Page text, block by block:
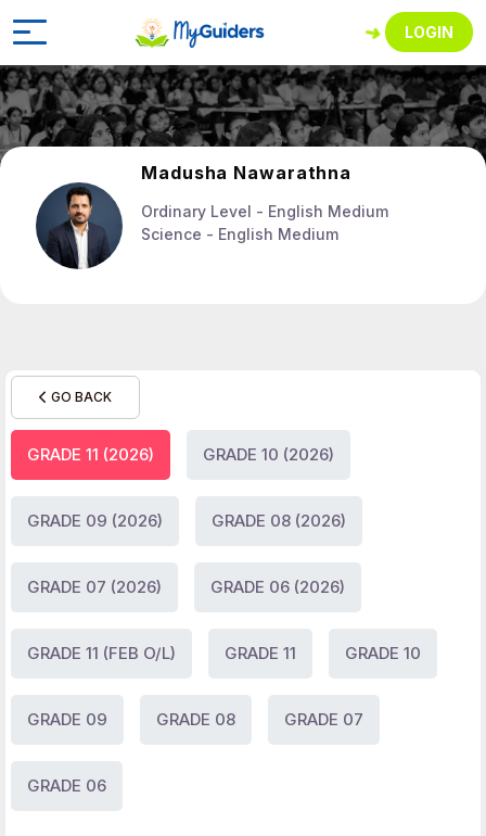
LOGIN
Madusha Nawarathna
Ordinary Level - English Medium
Science - English Medium
GO BACK
GRADE 11 (2026) GRADE 10 (2026)
GRADE 09 (2026) GRADE 08 (2026)
GRADE 07 (2026) GRADE 06 (2026)
GRADE 11 (FEB O/L) GRADE 11 GRADE 10
GRADE 09 GRADE 08 GRADE 07
GRADE 06